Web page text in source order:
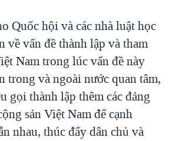
Quốc hội và các nhà luật học
về vấn đề thành lập và tham
Nam trong lúc vấn đề này
trong và ngoài nước quan tâm,
gọi thành lập thêm các đảng
sản Việt Nam để cạnh
nhau, thúc đẩy dân chủ và